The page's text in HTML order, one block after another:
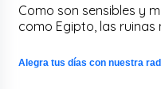
Como son sensibles y
como Egipto, las ruinas
Alegra tus días con nuestra